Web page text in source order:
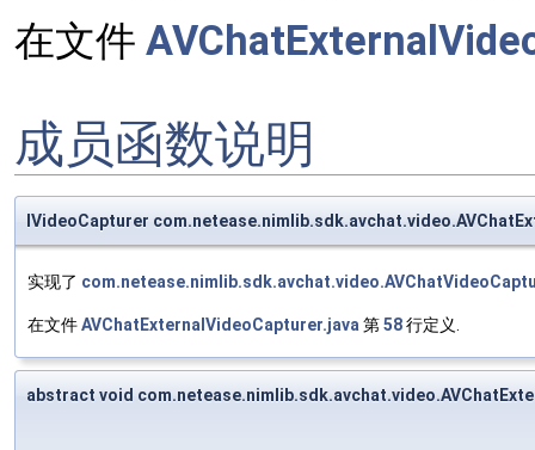
在文件
成员函数说明
IVideoCapturer
实现了
在文件AVChatExternalVideoCapturer.java第58行定义.
abstract void